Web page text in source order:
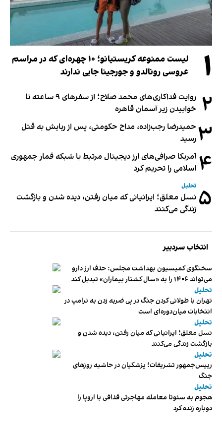
۱
لیست ممنوعه کریستیانو؛ ۱۰ چهره‌ای که در مراسم
عروسی رونالدو و جورجینا جایی ندارند
۲
روایت فداکاری‌های محمد صلاح؛ از سفرهای ۹ ساعته تا
خوابیدن زیر آسمان قاهره
۳ حمیدرضا رجب‌زاده، مداح حکومتی، پس از ربایش به قتل
رسید
۴ آمریکا صرافی‌های ارز دیجیتال مرتبط با شبکه قمار جمهوری
اسلامی را تحریم کرد
۵ تحلیل
نسل معلق؛ ایرانیانی که میان رفتن، دیده شدن و بازگشت
زندگی می‌کنند
انتخاب سردبیر
سخنگوی کمیسیون بهداشت مجلس: حذف ارز دارو
می‌تواند ۱۴۰۶ را به «سال کشتار بیماران» تبدیل کند
تحلیل
تهران با طولانی کردن جنگ در پی ضربه زدن به ترامپ در
انتخابات میان‌دوره‌ای است
تحلیل
نسل معلق؛ ایرانیانی که میان رفتن، دیده شدن و
بازگشت زندگی می‌کنند
تحلیل
رییس‌جمهور تشریفات؛ پزشکیان در حاشیه روزهای
جنگ
تحلیل
هجوم به سئوتا معامله مهاجرتی قذافی با اروپا را
دوباره زنده کرد